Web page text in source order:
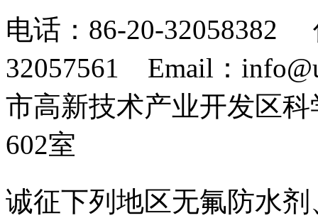
电话：86-20-32058382
32057561 Email：
市高新技术产业开发区
602室
诚征下列地区无氟防水